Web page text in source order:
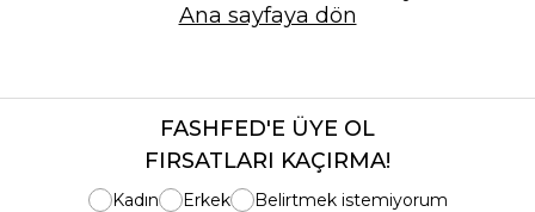
Ana sayfaya dön
FASHFED'E ÜYE OL
FIRSATLARI KAÇIRMA!
Kadın Erkek
Belirtmek istemiyorum